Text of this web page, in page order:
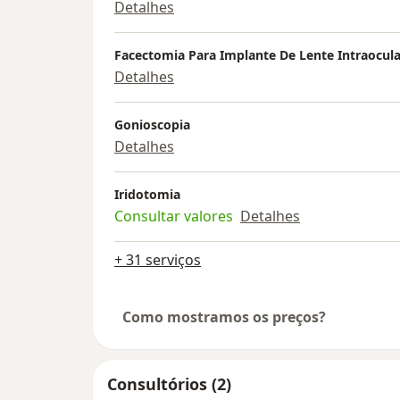
Detalhes
Facectomia Para Implante De Lente
Detalhes
Gonioscopia
Detalhes
Iridotomia
Consultar valores Detalhes
+ 31 serviços
Como mostramos os preços?
Consultórios (2)